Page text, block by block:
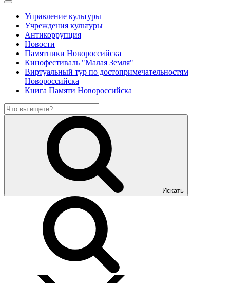
Управление культуры
Учреждения культуры
Антикоррупция
Новости
Памятники Новороссийска
Кинофестиваль "Малая Земля"
Виртуальный тур по достопримечательностям
Новороссийска
Книга Памяти Новороссийска
Искать